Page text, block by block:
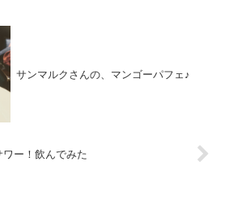
サンマルクさんの、マンゴーパフェ♪
ー！飲んでみた